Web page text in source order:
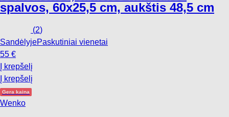
spalvos, 60x25,5 cm, aukštis 48,5 cm
(2)
SandėlyjePaskutiniai vienetai
55 €
Į krepšelį
Į krepšelį
Gera kaina
Wenko